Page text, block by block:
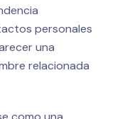
personales
una
relacionada